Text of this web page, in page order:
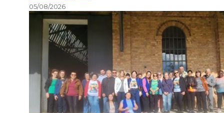
05/08/2026